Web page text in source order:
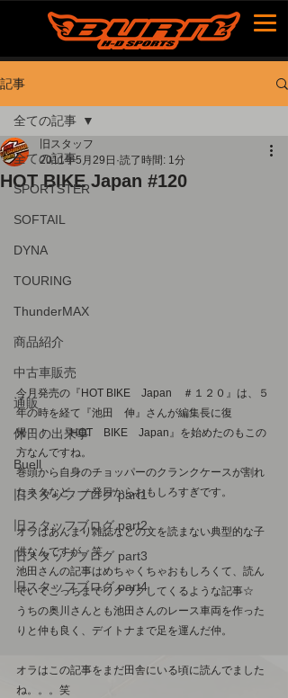
記事
全ての記事
SPORTSTER
SOFTAIL
DYNA
TOURING
ThunderMAX
商品紹介
中古車販売
通販
休日の出来事
Buell
旧スタッフブログ part1
旧スタッフブログ part2
旧スタッフブログ part3
旧スタッフブログ part4
全ての記事
HOT BIKE Japan #120
旧スタッフ
2011年5月29日 読了時間: 1分
今月発売の『HOT BIKE　Japan　＃１２０』は、５
年の時を経て『池田　伸』さんが編集長に復
帰！！　『HOT　BIKE　Japan』を始めたのもこの
方なんですね。
巻頭から自身のチョッパーのクランクケースが割れ
たネタなど、一発目からおもしろすぎです。
オラはあんまり雑誌などの文を読まない典型的な子
供なんですが。笑
池田さんの記事はめちゃくちゃおもしろくて、読ん
でいてこっちまでワクワクしてくるような記事☆
うちの奥川さんとも池田さんのレース車両を作った
りと仲も良く、デイトナまで足を運んだ仲。
オラはこの記事をまだ田舎にいる頃に読んでました
ね。。。笑